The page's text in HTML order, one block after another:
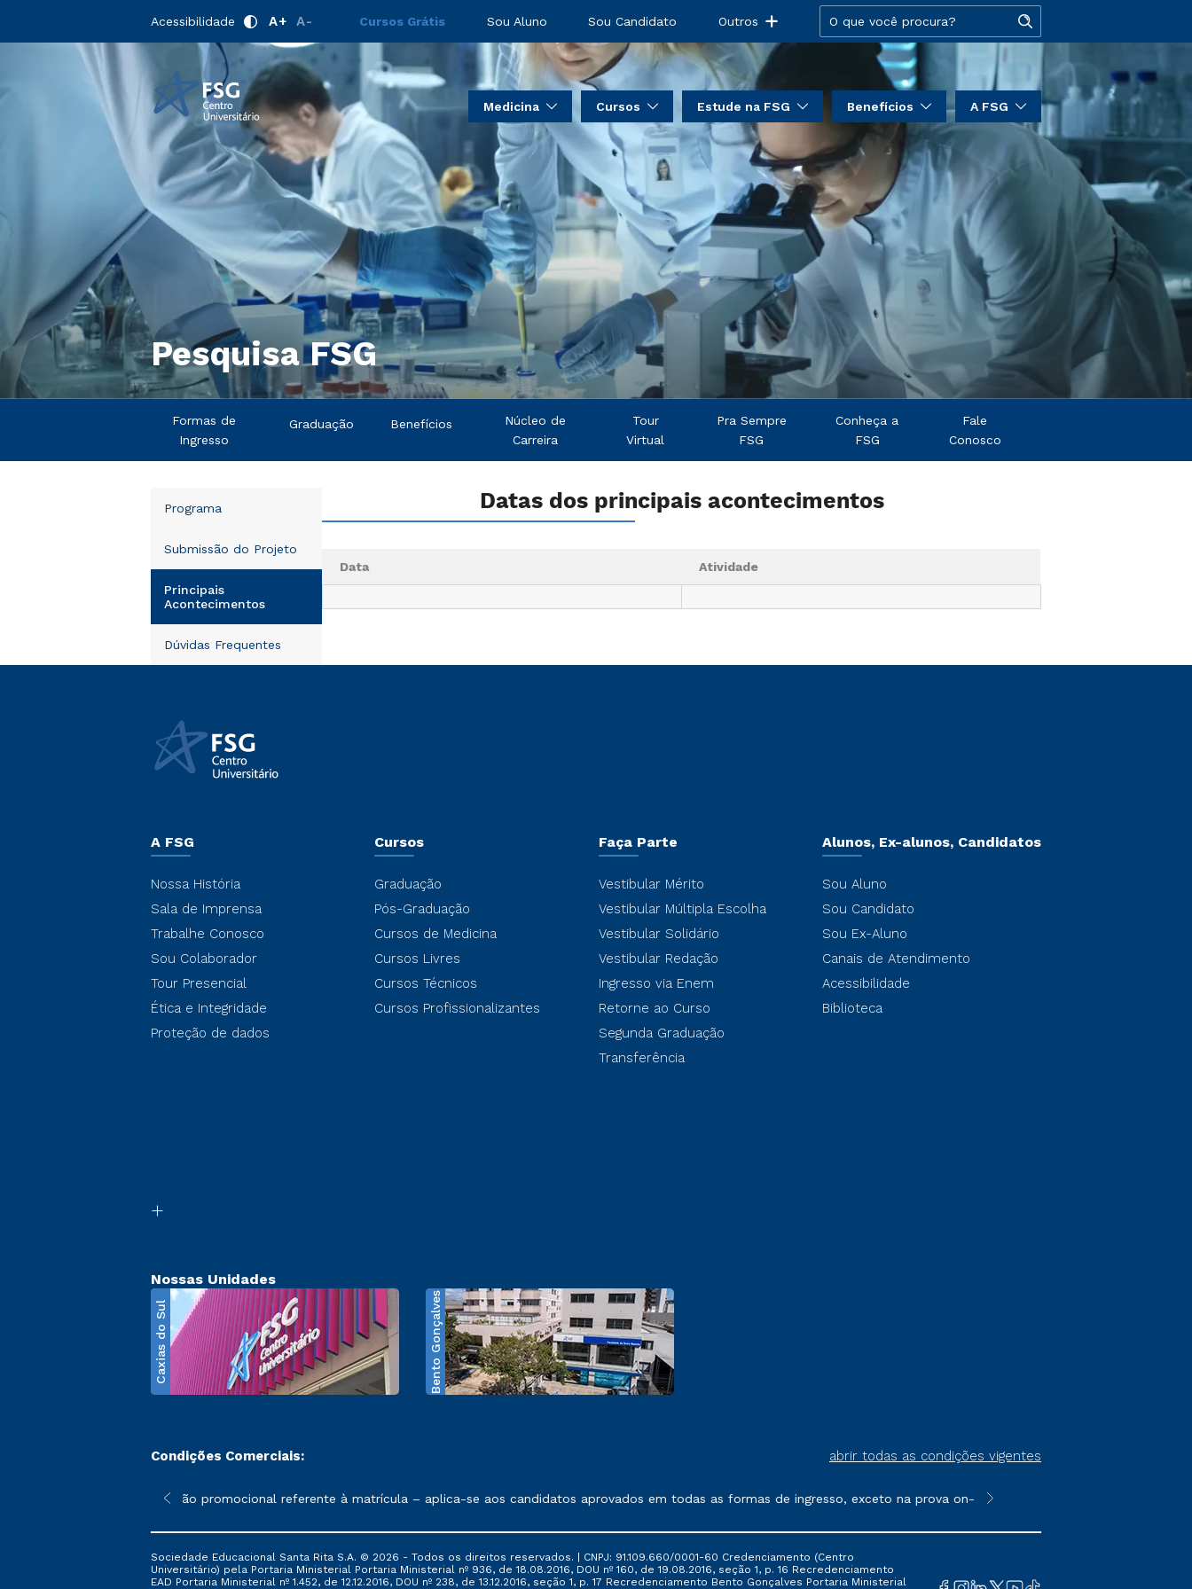
Acessibilidade A+ A- Cursos Grátis Sou Aluno Sou Candidato Outros
Medicina Cursos Estude na FSG Benefícios A FSG
Pesquisa FSG
Formas de
Ingresso
Graduação Benefícios
Núcleo de
Carreira
Tour
Virtual
Pra Sempre
FSG
Conheça a
FSG
Fale
Conosco
Programa
Submissão do Projeto
Principais
Acontecimentos
Dúvidas Frequentes
Datas dos principais acontecimentos
Data Atividade
A FSG
Nossa História
Sala de Imprensa
Trabalhe Conosco
Sou Colaborador
Tour Presencial
Ética e Integridade
Proteção de dados
Cursos
Graduação
Pós-Graduação
Cursos de Medicina
Cursos Livres
Cursos Técnicos
Cursos Profissionalizantes
Faça Parte
Vestibular Mérito
Vestibular Múltipla Escolha
Vestibular Solidário
Vestibular Redação
Ingresso via Enem
Retorne ao Curso
Segunda Graduação
Transferência
Alunos, Ex-alunos, Candidatos
Sou Aluno
Sou Candidato
Sou Ex-Aluno
Canais de Atendimento
Acessibilidade
Biblioteca
Nossas Unidades
Caxias do Sul Bento Gonçalves
Condições Comerciais: abrir todas as condições vigentes
sofrer alterações nos períodos de rematrícula conforme exposto no contrato de prestação de serviços.
*A condição promocional referente à matrícula – aplica-se aos candidatos aprovados em todas as formas de ingresso, exceto na prova on-line ou agendada, que ofertam
**Semipresencial é um formato do
Sociedade Educacional Santa Rita S.A. © 2026 - Todos os direitos reservados. | CNPJ: 91.109.660/0001-60 Credenciamento (Centro
Universitário) pela Portaria Ministerial Portaria Ministerial nº 936, de 18.08.2016, DOU nº 160, de 19.08.2016, seção 1, p. 16 Recredenciamento
EAD Portaria Ministerial nº 1.452, de 12.12.2016, DOU nº 238, de 13.12.2016, seção 1, p. 17 Recredenciamento Bento Gonçalves Portaria Ministerial